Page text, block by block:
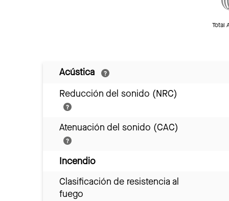
Total
Acústica
Reducción del sonido (NRC)
Atenuación del sonido (CAC)
Incendio
Clasificación de resistencia al
fuego